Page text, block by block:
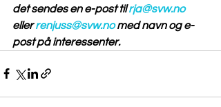
det sendes en e-post til rja@svw.no
eller renjuss@svw.no med navn og e-
post på interessenter.